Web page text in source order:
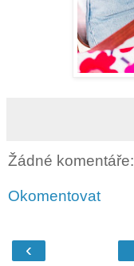
Žádné komentáře:
Okomentovat
‹